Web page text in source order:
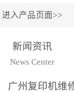
进入产品页面>>
新闻资讯
News Center